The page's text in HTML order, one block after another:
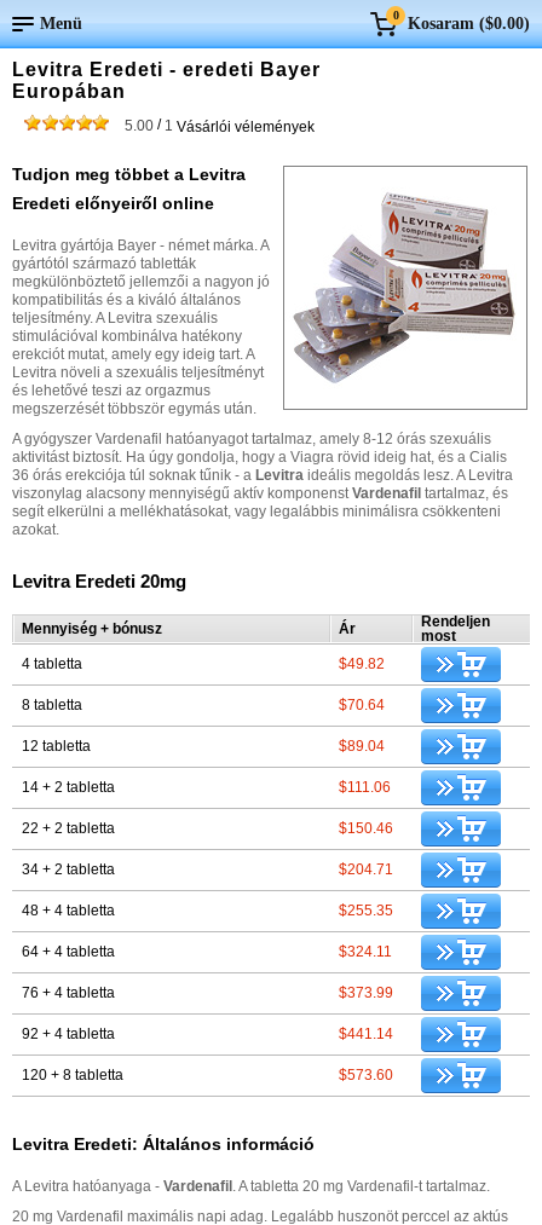
Menü 0 Kosaram ($0.00)
Levitra Eredeti - eredeti Bayer
Europában
5.00 / 1 Vásárlói vélemények
Tudjon meg többet a Levitra
Eredeti előnyeiről online
Levitra gyártója Bayer - német márka. A
gyártótól származó tabletták
megkülönböztető jellemzői a nagyon jó
kompatibilitás és a kiváló általános
teljesítmény. A Levitra szexuális
stimulációval kombinálva hatékony
erekciót mutat, amely egy ideig tart. A
Levitra növeli a szexuális teljesítményt
és lehetővé teszi az orgazmus
megszerzését többször egymás után.
A gyógyszer Vardenafil hatóanyagot tartalmaz, amely 8-12 órás szexuális
aktivitást biztosít. Ha úgy gondolja, hogy a Viagra rövid ideig hat, és a Cialis
36 órás erekciója túl soknak tűnik - a Levitra ideális megoldás lesz. A Levitra
viszonylag alacsony mennyiségű aktív komponenst Vardenafil tartalmaz, és
segít elkerülni a mellékhatásokat, vagy legalábbis minimálisra csökkenteni
azokat.
Levitra Eredeti 20mg
Mennyiség + bónusz Ár
Rendeljen
most
4 tabletta
$49.82
8 tabletta $70.64
12 tabletta $89.04
14 + 2 tabletta $111.06
22 + 2 tabletta $150.46
34 + 2 tabletta $204.71
48 + 4 tabletta $255.35
64 + 4 tabletta $324.11
76 + 4 tabletta $373.99
92 + 4 tabletta $441.14
120 + 8 tabletta $573.60
Levitra Eredeti: Általános információ
A Levitra hatóanyaga - Vardenafil . A tabletta 20 mg Vardenafil-t tartalmaz.
20 mg Vardenafil maximális napi adag. Legalább huszonöt perccel az aktús